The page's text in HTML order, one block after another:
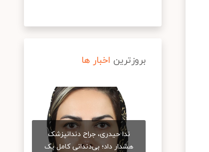
بروزترین اخبار ها
ندا حیدری، جراح دندانپزشک
هشدار داد؛ بی‌دندانی کامل یک